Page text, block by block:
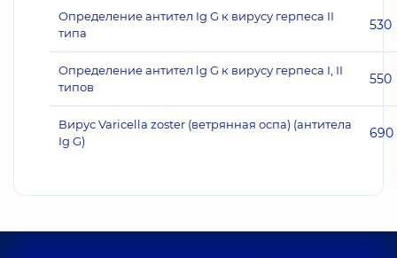
Oпределение антител Ig G к вирусу герпеса II
типа
530
Oпределение антител lg G к вирусу герпеса I, II
типов
550
Вирус Varicella zoster (ветрянная оспа) (антитела
Ig G)
690